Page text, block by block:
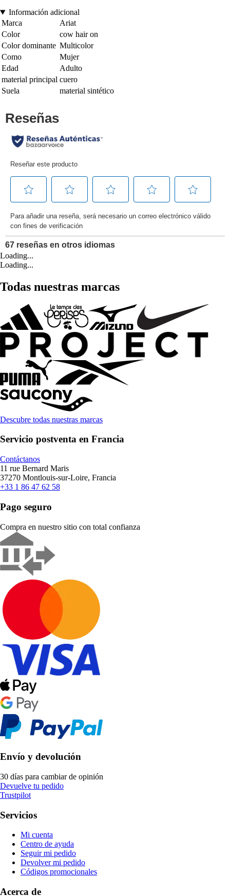
Información adicional
Marca
Ariat
Color
cow hair on
Color dominante Multicolor
Como
Mujer
Edad
Adulto
material principal cuero
Suela
material sintético
Loading...
Loading...
Todas nuestras marcas
Descubre todas nuestras marcas
Servicio postventa en Francia
Contáctanos
11 rue Bernard Maris
37270 Montlouis-sur-Loire, Francia
+33 1 86 47 62 58
Pago seguro
Compra en nuestro sitio con total confianza
Envío y devolución
30 días para cambiar de opinión
Devuelve tu pedido
Trustpilot
Servicios
Mi cuenta
Centro de ayuda
Seguir mi pedido
Devolver mi pedido
Códigos promocionales
Acerca de